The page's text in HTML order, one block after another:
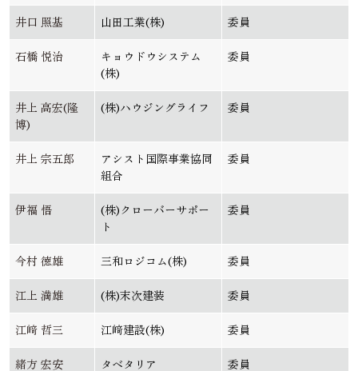
井口 照基 山田工業(株) 委員
石橋 悦治
キョウドウシステム
(株)
委員
井上 高宏(隆
博)
(株)ハウジングライフ 委員
井上 宗五郎
アシスト国際事業協同
組合
委員
伊福 悟
(株)クローバーサポー
ト
委員
今村 徳雄 三和ロジコム(株) 委員
江上 満雄 (株)末次建装 委員
江﨑 哲三 江﨑建設(株) 委員
緒方 宏安 タベタリア 委員